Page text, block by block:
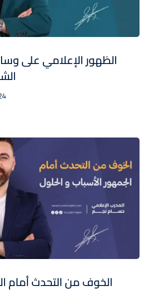
الظهور الإعلامي على
الخوف من التحدث أمام